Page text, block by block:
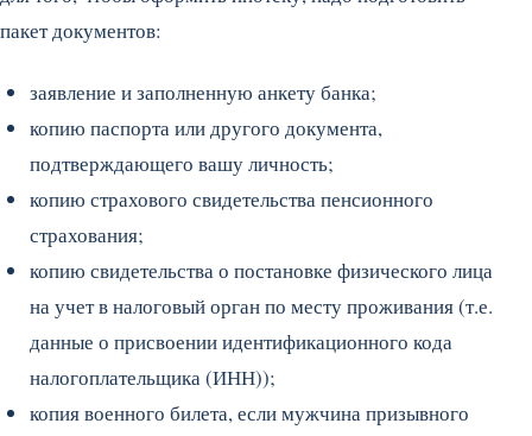
пакет документов:
заявление и заполненную анкету банка;
копию паспорта или другого документа,
подтверждающего вашу личность;
копию страхового свидетельства пенсионного
страхования;
копию свидетельства о постановке физического лица
на учет в налоговый орган по месту проживания (т.е.
данные о присвоении идентификационного кода
налогоплательщика (ИНН));
копия военного билета, если мужчина призывного